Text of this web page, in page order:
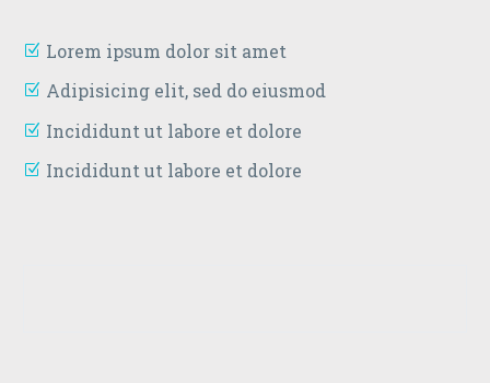
Lorem ipsum dolor sit amet
Adipisicing elit, sed do eiusmod
Incididunt ut labore et dolore
Incididunt ut labore et dolore